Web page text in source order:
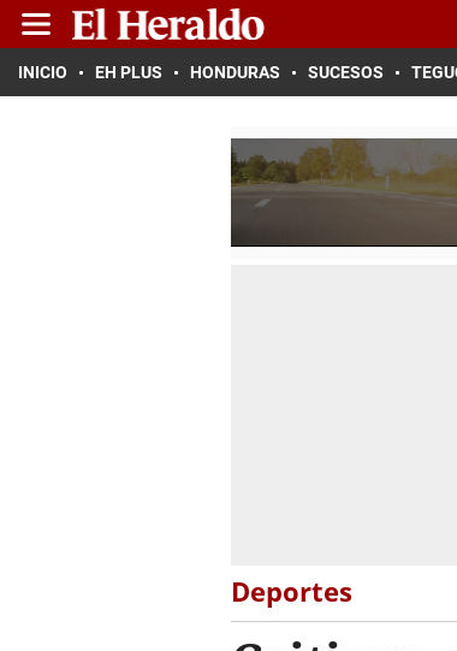
INICIO EH PLUS HONDURAS SUCESOS
Deportes